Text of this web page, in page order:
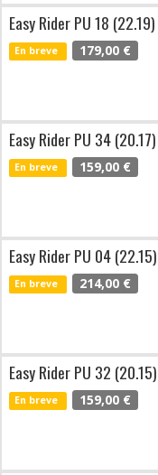
Easy Rider PU 18 (22.19)
En breve 179,00 €
Easy Rider PU 34 (20.17)
En breve 159,00 €
Easy Rider PU 04 (22.15)
En breve 214,00 €
Easy Rider PU 32 (20.15)
En breve 159,00 €